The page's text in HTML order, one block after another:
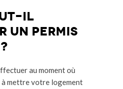
il
un permis
au moment où
mettre votre logement